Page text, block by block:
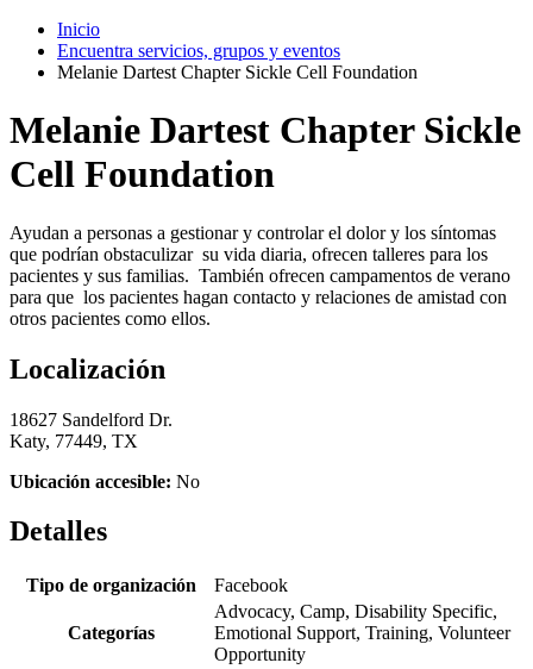
Inicio
Encuentra servicios, grupos y eventos
Melanie Dartest Chapter Sickle Cell Foundation
Melanie Dartest Chapter Sickle
Cell Foundation
Ayudan a personas a gestionar y controlar el dolor y los síntomas
que podrían obstaculizar su vida diaria, ofrecen talleres para los
pacientes y sus familias. También ofrecen campamentos de verano
para que los pacientes hagan contacto y relaciones de amistad con
otros pacientes como ellos.
Localización
18627 Sandelford Dr.
Katy, 77449, TX
Ubicación accesible: No
Detalles
Tipo de organización Facebook
Categorías
Advocacy, Camp, Disability Specific,
Emotional Support, Training, Volunteer
Opportunity